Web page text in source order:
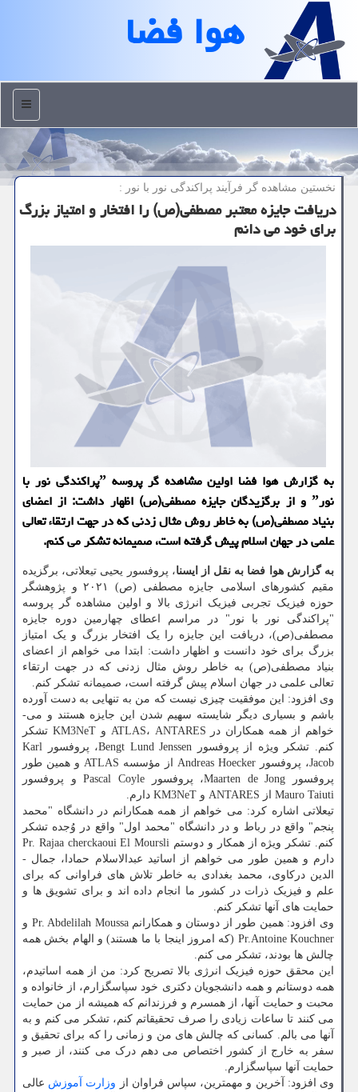
هوا فضا
منو
نخستین مشاهده گر فرآیند پراكندگی نور با نور :
دریافت جایزه معتبر مصطفی(ص) را افتخار و امتیاز بزرگ
برای خود می دانم
به گزارش هوا فضا اولین مشاهده گر پروسه ˮپراکندگی نور با
نورˮ و از برگزیدگان جایزه مصطفی(ص) اظهار داشت: از اعضای
بنیاد مصطفی(ص) به خاطر روش مثال ­زدنی که در جهت ارتقاء تعالی
علمی در جهان اسلام پیش گرفته ­است، صمیمانه تشکر می کنم.
به گزارش هوا فضا به نقل از ایسنا، پروفسور یحیی تیعلاتی، برگزیده
مقیم کشورهای اسلامی جایزه مصطفی (ص) ۲۰۲۱ و پژوهشگر
حوزه فیزیک تجربی فیزیک انرژی بالا و اولین مشاهده گر پروسه
"پراکندگی نور با نور" در مراسم اعطای چهارمین دوره جایزه
مصطفی(ص)، دریافت این جایزه را یک افتخار بزرگ و یک امتیاز
بزرگ برای خود دانست و اظهار داشت: ابتدا می ­خواهم از اعضای
بنیاد مصطفی(ص) به خاطر روش مثال ­زدنی که در جهت ارتقاء
تعالی علمی در جهان اسلام پیش گرفته ­است، صمیمانه تشکر کنم.
وی افزود: این موفقیت چیزی نیست که من به تنهایی به دست آورده
باشم و بسیاری دیگر شایسته سهیم شدن این جایزه هستند و می­
خواهم از همه همکاران در ATLAS، ANTARES و KM3NeT تشکر
کنم. تشکر ویژه از پروفسور Bengt Lund Jenssen، پروفسور Karl
Jacob، پروفسور Andreas Hoecker از مؤسسه ATLAS و همین طور
پروفسور Maarten de Jong، پروفسور Pascal Coyle و پروفسور
Mauro Taiuti از ANTARES و KM3NeT دارم.
تیعلاتی اشاره کرد: می ­خواهم از همه همکارانم در دانشگاه "محمد
پنجم" واقع در رباط و در دانشگاه "محمد اول" واقع در وُجده تشکر
کنم. تشکر ویژه از همکار و دوستم Pr. Rajaa cherckaoui El Moursli
دارم و همین طور می­ خواهم از اساتید عبدالاسلام حمادا، جمال ­
الدین درکاوی، محمد بغدادی به خاطر تلاش ­های فراوانی که برای
علم و فیزیک ذرات در کشور ما انجام داده­ اند و برای تشویق ­ها و
حمایت ­های آنها تشکر ­کنم.
وی افزود: همین طور از دوستان و همکارانم Pr. Abdelilah Moussa و
Pr.Antoine Kouchner (که امروز اینجا با ما هستند) و الهام بخش همه
چالش ­ها بودند، تشکر می کنم.
این محقق حوزه فیزیک انرژی بالا تصریح کرد: من از همه اساتیدم،
همه دوستانم و همه دانشجویان دکتری خود سپاسگزارم، از خانواده و
محبت و حمایت آن­ها، از همسرم و فرزندانم که همیشه از من حمایت
می ­کنند تا ساعات زیادی را صرف تحقیقاتم کنم، تشکر می­ کنم و به
آن­ها می ­بالم. کسانی که چالش ­های من و زمانی را که برای تحقیق و
سفر به خارج از کشور اختصاص می­ دهم درک می­ کنند، از صبر و
حمایت آنها سپاسگزارم.
وی افزود: آخرین و مهمترین، سپاس فراوان از وزارت آموزش عالی